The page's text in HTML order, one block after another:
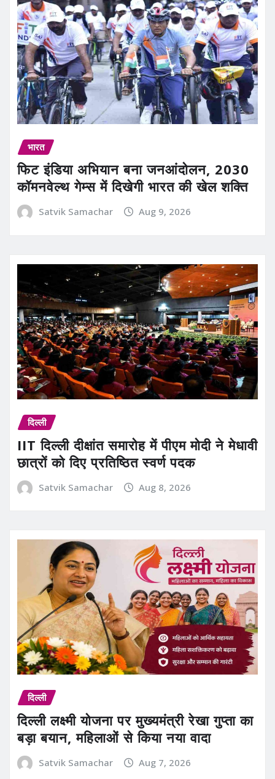
भारत
फिट इंडिया अभियान बना जनआंदोलन, 2030
कॉमनवेल्थ गेम्स में दिखेगी भारत की खेल शक्ति
Satvik Samachar Aug 9, 2026
दिल्ली
IIT दिल्ली दीक्षांत समारोह में पीएम मोदी ने मेधावी
छात्रों को दिए प्रतिष्ठित स्वर्ण पदक
Satvik Samachar Aug 8, 2026
दिल्ली
दिल्ली लक्ष्मी योजना पर मुख्यमंत्री रेखा गुप्ता का
बड़ा बयान, महिलाओं से किया नया वादा
Satvik Samachar Aug 7, 2026